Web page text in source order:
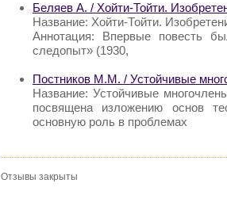
Беляев А. / Хойти-Тойти.
Название: Хойти-Тойти.
Аннотация: Впервые повесть
следопыт» (1930,
Постников М.М. / Устойчивые
Название: Устойчивые
посвящена изложению основ
основную роль в проблемах
Отзывы закрыты